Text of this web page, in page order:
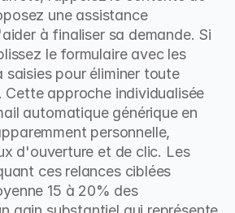
une assistance
à finaliser sa demande. Si
le formulaire avec les
saisies pour éliminer toute
Cette approche individualisée
automatique générique en
personnelle,
d'ouverture et de clic. Les
ces relances ciblées
15 à 20% des